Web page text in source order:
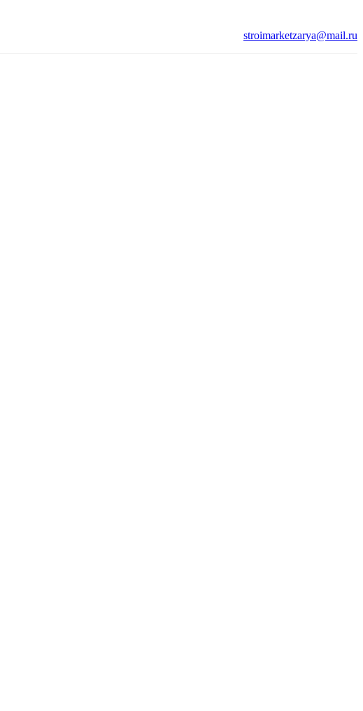
stroimarketzarya@mail.ru